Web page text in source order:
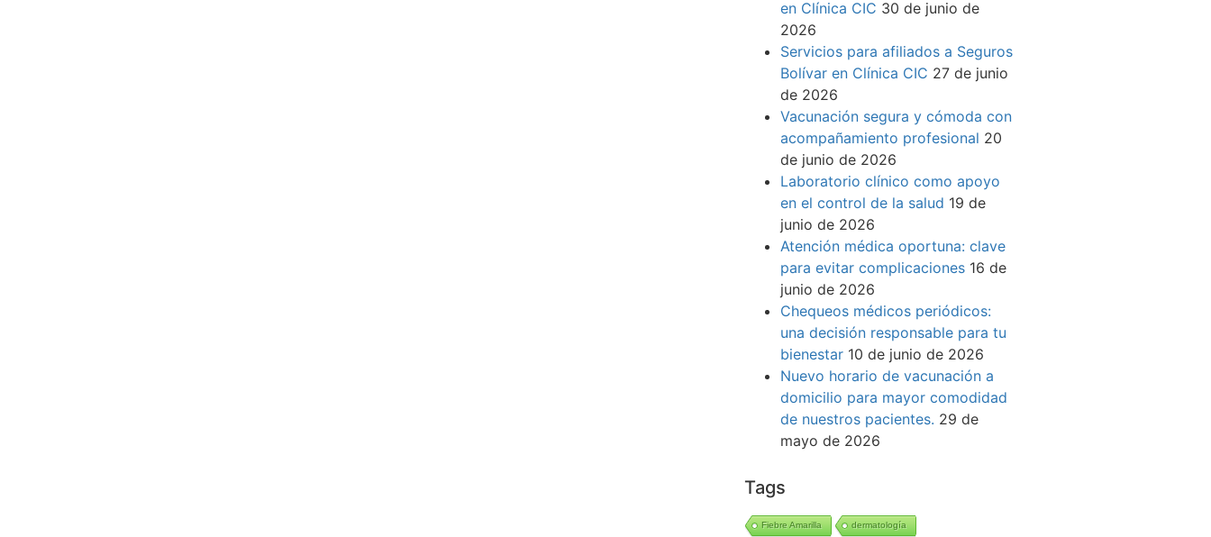
en Clínica CIC 30 de junio de
2026
Servicios para afiliados a Seguros
Bolívar en Clínica CIC 27 de junio
de 2026
Vacunación segura y cómoda con
acompañamiento profesional 20
de junio de 2026
Laboratorio clínico como apoyo
en el control de la salud 19 de
junio de 2026
Atención médica oportuna: clave
para evitar complicaciones 16 de
junio de 2026
Chequeos médicos periódicos:
una decisión responsable para tu
bienestar 10 de junio de 2026
Nuevo horario de vacunación a
domicilio para mayor comodidad
de nuestros pacientes. 29 de
mayo de 2026
Tags
Fiebre Amarilla dermatología